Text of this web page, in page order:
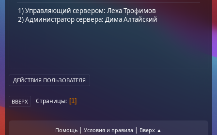
1) Управляющий сервером: Леха Трофимов
2) Администратор сервера: Дима Алтайский
ДЕЙСТВИЯ ПОЛЬЗОВАТЕЛЯ
ВВЕРХ Страницы 1
Помощь | Условия и правила | Вверх ▲